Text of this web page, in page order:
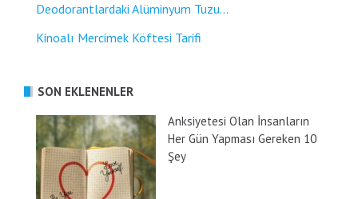
Deodorantlardaki Alüminyum Tuzu...
Kinoalı Mercimek Köftesi Tarifi
SON EKLENENLER
Anksiyetesi Olan İnsanların
Her Gün Yapması Gereken 10
Şey